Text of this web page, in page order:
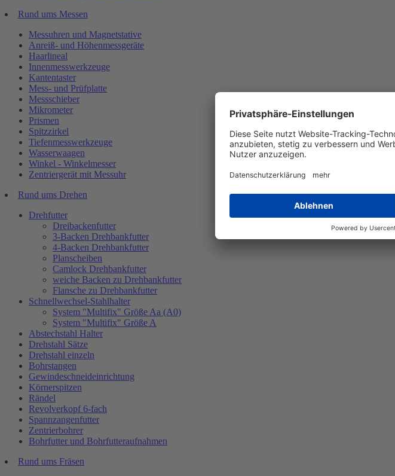
Rund ums Messen
Messuhren und Magnetstative
Anreiß- und Höhenmessgeräte
Haarlineal
Innenmesswerkzeuge
Kantentaster
Mess- und Prüfplatte
Messschieber
Mikrometer
Prismen
Spitzzirkel
Tiefenmesswerkzeuge
Wasserwaagen
Winkel - Winkelmesser
Zentriergerät mit Messuhr
Rund ums Drehen
Drehfutter
Dreibackenfutter
3-Backen Drehbankfutter
4-Backen Drehbankfutter
Planscheiben
Camlock Drehbankfutter
weiche Backen zu Drehbankfutter
Flansche zu Drehbankfutter
Schnellwechsel-Stahlhalter
System "Multifix" Größe Aa (A0)
System "Multifix" Größe A
Abstechstahl Halter
Drehstahl Sätze
Drehstahl einzeln
Bohrstangen
Gewindeschneideinrichtung
Körnerspitzen
Rändel
Revolverkopf 6-fach
Spannzangenfutter
Zentrierbohrer
Bohrfutter und Bohrfutteraufnahmen
Rund ums Fräsen